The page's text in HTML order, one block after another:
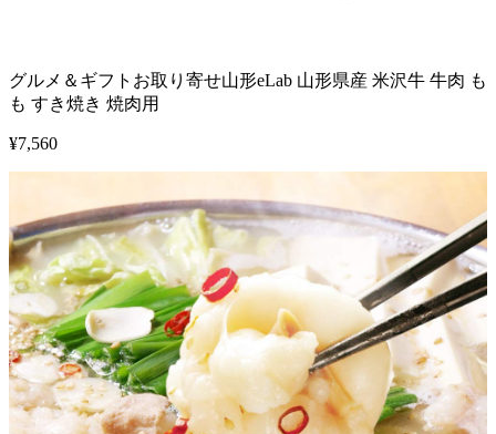
グルメ＆ギフトお取り寄せ山形eLab 山形県産 米沢牛 牛肉 も
も すき焼き 焼肉用
¥7,560